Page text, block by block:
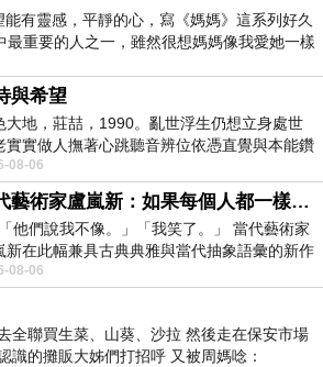
有靈感，平靜的心，寫《媽媽》這系列好久
最重要的人之一，雖然很想媽媽像我愛她一樣
與希望
大地，莊喆，1990。亂世浮生仍想立身處世
實實做人撫著心跳聽音辨位依憑直覺與本能鑽
隙的亮處探索另一個心聲另一個共鳴的
08-06
當代藝術家盧嵐新：如果每個人都一樣，這世界該有多無聊？
他們說我不像。」「我笑了。」 當代藝術家
新在此幅兼具古典典雅與當代抽象語彙的新作
以沈靜的藍色空間為背景，描繪了
08-06
全聯買生菜、山葵、沙拉 然後走在保安市場
識的攤販大姊們打招呼 又被周媽唸：